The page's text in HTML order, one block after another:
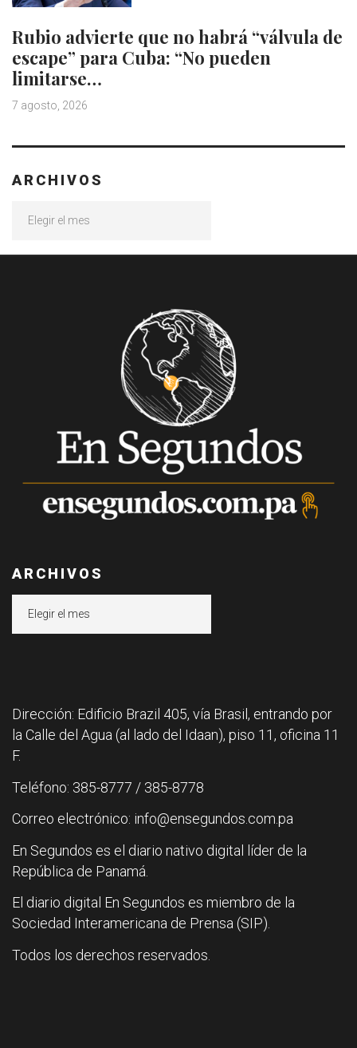
Rubio advierte que no habrá “válvula de
escape” para Cuba: “No pueden
limitarse…
7 agosto, 2026
ARCHIVOS
ARCHIVOS
Dirección: Edificio Brazil 405, vía Brasil, entrando por
la Calle del Agua (al lado del Idaan), piso 11, oficina 11
F.
Teléfono: 385-8777 / 385-8778
Correo electrónico: info@ensegundos.com.pa
En Segundos es el diario nativo digital líder de la
República de Panamá.
El diario digital En Segundos es miembro de la
Sociedad Interamericana de Prensa (SIP).
Todos los derechos reservados.